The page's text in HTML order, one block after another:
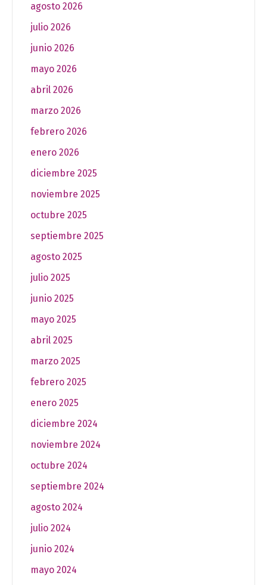
agosto 2026
julio 2026
junio 2026
mayo 2026
abril 2026
marzo 2026
febrero 2026
enero 2026
diciembre 2025
noviembre 2025
octubre 2025
septiembre 2025
agosto 2025
julio 2025
junio 2025
mayo 2025
abril 2025
marzo 2025
febrero 2025
enero 2025
diciembre 2024
noviembre 2024
octubre 2024
septiembre 2024
agosto 2024
julio 2024
junio 2024
mayo 2024